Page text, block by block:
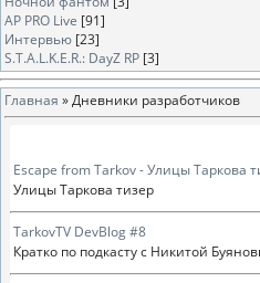
AP PRO Live [91]
Интервью [23]
S.T.A.L.K.E.R.: DayZ RP [3]
Главная »Дневники разработчиков
Escape from Tarkov - Улицы Таркова
Улицы Таркова тизер
TarkovTV DevBlog #8
Кратко по подкасту с Никитой